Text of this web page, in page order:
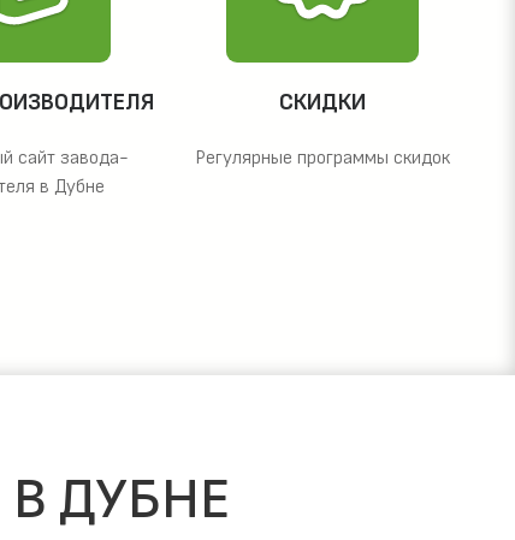
сайт завода-
в Дубне
СКИДКИ
Регулярные программы скидок
ДУБНЕ